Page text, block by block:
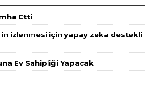
Etti
izlenmesi için yapay zeka destekli
Ev Sahipliği Yapacak